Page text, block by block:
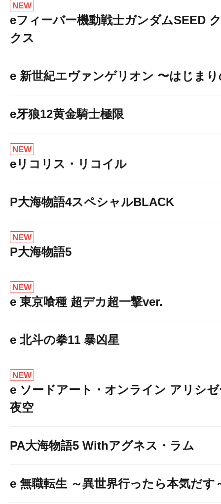
NEW
eフィーバー機動戦士ガンダムSEED
クス
e 新世紀エヴァンゲリオン 〜はじま
e牙狼12黄金騎士極限
NEW
eリコリス・リコイル
P大海物語4スペシャルBLACK
NEW
P大海物語5
NEW
e 東京喰種 超デカ超一撃ver.
e 北斗の拳11 暴凶星
NEW
e ソードアート・オンライン アリシ
夜空
PA大海物語5 Withアグネス・ラム
e 無職転生 ～異世界行ったら本気だす